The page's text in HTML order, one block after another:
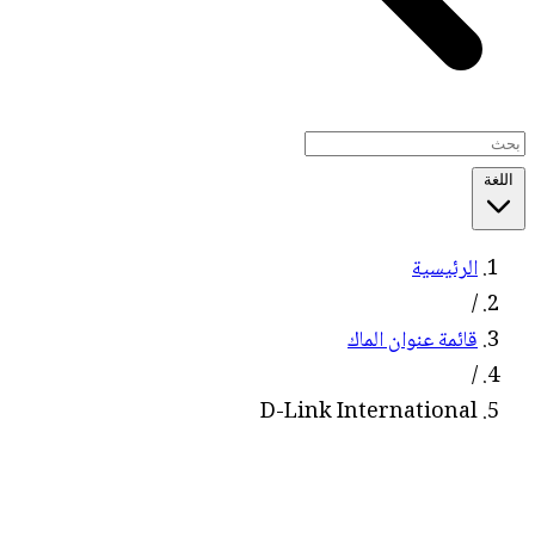
اللغة
الرئيسية
/
قائمة عنوان الماك
/
D-Link International